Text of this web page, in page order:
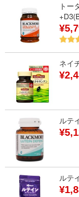
トー
ネイ
ルテ
ルテ